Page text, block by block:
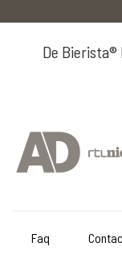
De Bierista®
Faq